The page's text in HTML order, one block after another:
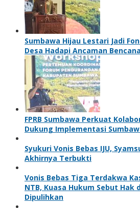
Sumbawa Hijau Lestari Jadi
Desa Hadapi Ancaman Bencana
FPRB Sumbawa Perkuat
Dukung Implementasi
Syukuri Vonis Bebas IJU,
Akhirnya Terbukti
Vonis Bebas Tiga Terdakwa
NTB, Kuasa Hukum Sebut Hak
Dipulihkan